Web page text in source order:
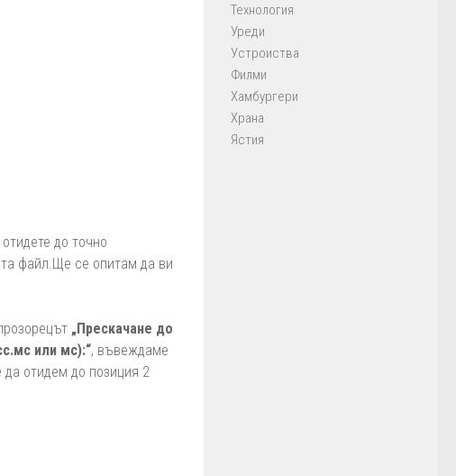
до точно
файл.Ще се опитам да ви
„Прескачане до
или мс):“, въвеждаме
отидем до позиция 2
Технология
Уреди
Устроиства
Филми
Хамбургери
Храна
Ястия